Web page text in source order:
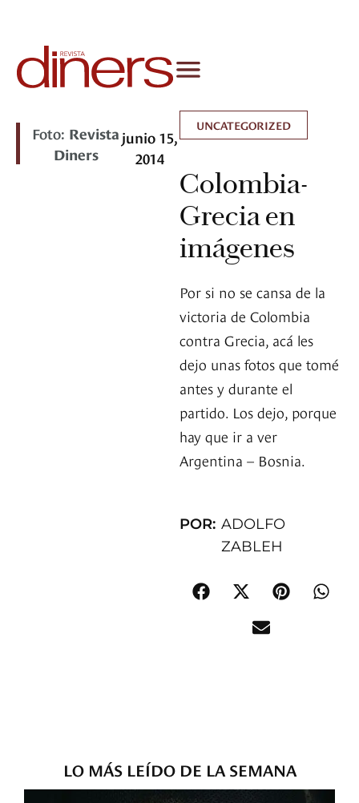
Foto: Revista
Diners
junio 15,
2014
UNCATEGORIZED
Colombia-
Grecia en
imágenes
Por si no se cansa de la
victoria de Colombia
contra Grecia, acá les
dejo unas fotos que tomé
antes y durante el
partido. Los dejo, porque
hay que ir a ver
Argentina – Bosnia.
POR: ADOLFO
ZABLEH
LO MÁS LEÍDO DE LA SEMANA